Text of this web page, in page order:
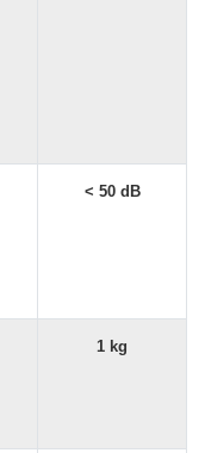
< 50 dB
1 kg